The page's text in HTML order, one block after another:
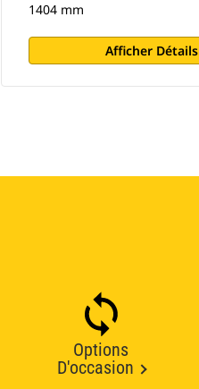
1404 mm
Afficher Détails
Options
D'occasion